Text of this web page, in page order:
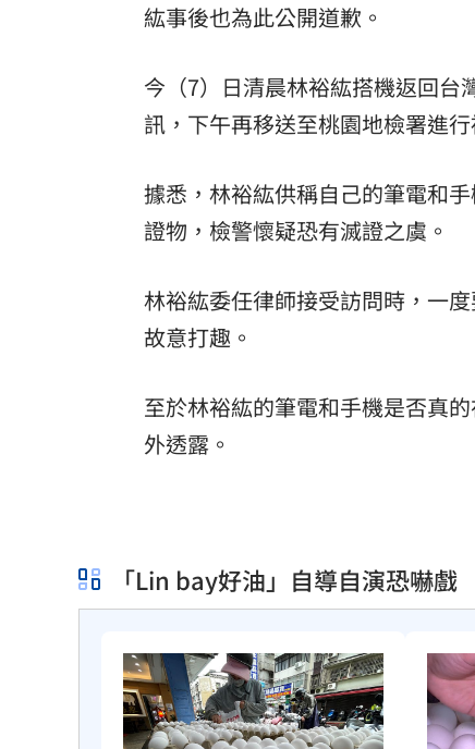
紘事後也為此公開道歉。
今（7）日清晨林裕紘搭機返回台
訊，下午再移送至桃園地檢署進
據悉，林裕紘供稱自己的筆電和
證物，檢警懷疑恐有滅證之虞。
林裕紘委任律師接受訪問時，一
故意打趣。
至於林裕紘的筆電和手機是否真
外透露。
「Lin bay好油」自導自演恐嚇戲